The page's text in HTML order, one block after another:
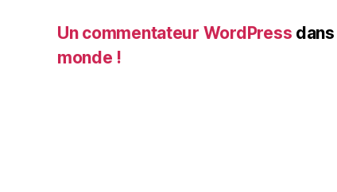
Un commentateur WordPress dans
monde !